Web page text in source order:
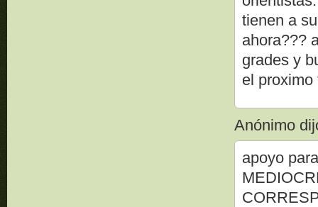
tienen a
ahora???
grades y
el proximo
Anónimo
apoyo